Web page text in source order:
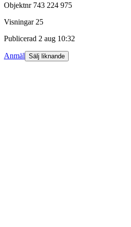
Objektnr 743 224 975
Visningar 25
Publicerad 2 aug 10:32
Anmäl Sälj liknande